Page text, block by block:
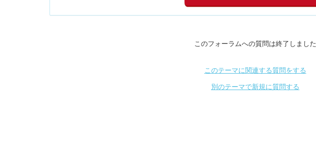
このフォーラムへの質問は終了しました
このテーマに関連する質問をする
別のテーマで新規に質問する